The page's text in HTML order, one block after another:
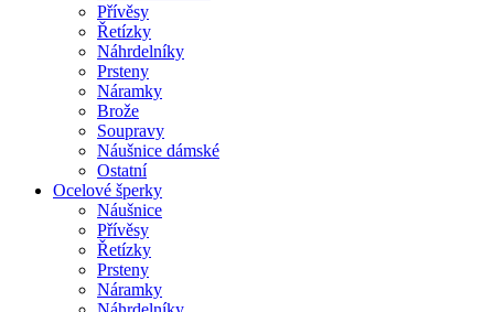
Přívěsy
Řetízky
Náhrdelníky
Prsteny
Náramky
Brože
Soupravy
Náušnice dámské
Ostatní
Ocelové šperky
Náušnice
Přívěsy
Řetízky
Prsteny
Náramky